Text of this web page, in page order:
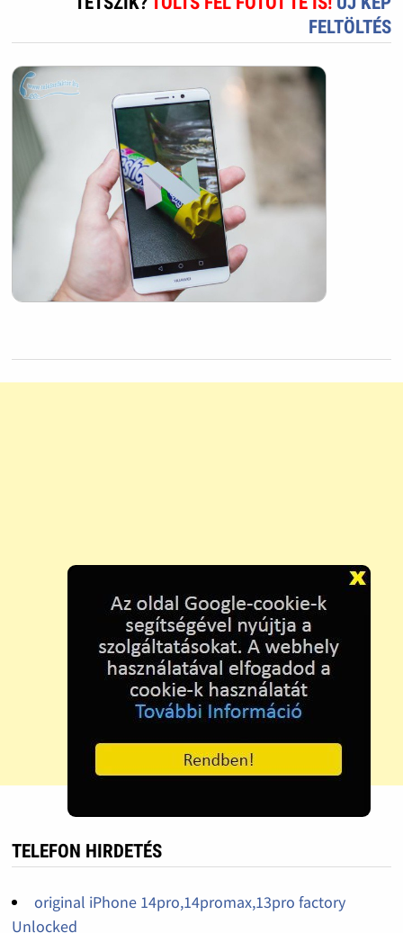
FELTÖLTÉS
TELEFON HIRDETÉS
original iPhone 14pro,14promax,13pro factory
Unlocked